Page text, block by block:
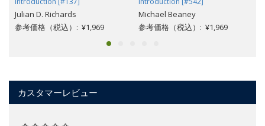
Julian D. Richards
参考価格（税込）: ¥1,969
Michael Beaney
参考価格（税込）: ¥1,969
カスタマーレビュー